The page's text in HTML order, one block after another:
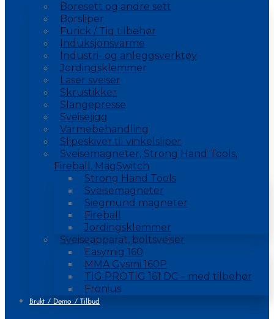
Boresett og andre sett
Borsliper
Furick / Tig tilbehør
Induksjonsvarme
Industri- og anleggsverktøy
Jordingsklemmer
Laser sveiser
Skrustikker
Slangepresse
Sveisejigg
Varmebehandling
Slipeskiver til vinkelsliper
Sveisemagneter, Strong Hand Tools,
Fireball, MagSwitch
Strong Hand Tools
Sveisemagneter
Siegmund magneter
Fireball
Jordingsklemmer
Sveiseapparat, boltsveiser
Easymig 160
MMA Gysmi 160P
TIG PROTIG 161 DC – med tilbehør
Fronius
Brukt / Demo / Tilbud